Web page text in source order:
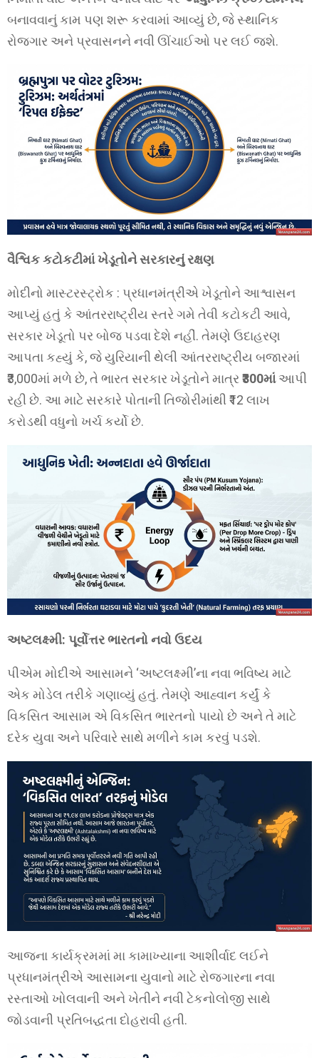
બનાવવાનું કામ પણ શરૂ કરવામાં આવ્યું છે, જે સ્થાનિક
રોજગાર અને પ્રવાસનને નવી ઊંચાઈઓ પર લઈ જશે.
વૈશ્વિક કટોકટીમાં ખેડૂતોને સરકારનું રક્ષણ
મોદીનો માસ્ટરસ્ટ્રોક : પ્રધાનમંત્રીએ ખેડૂતોને આશ્વાસન
આપ્યું હતું કે આંતરરાષ્ટ્રીય સ્તરે ગમે તેવી કટોકટી આવે,
સરકાર ખેડૂતો પર બોજ પડવા દેશે નહીં. તેમણે ઉદાહરણ
આપતા કહ્યું કે, જે યુરિયાની થેલી આંતરરાષ્ટ્રીય બજારમાં
₹3,000માં મળે છે, તે ભારત સરકાર ખેડૂતોને માત્ર₹300માંઆપી
રહી છે. આ માટે સરકારે પોતાની તિજોરીમાંથી ₹12 લાખ
કરોડથી વધુનો ખર્ચ કર્યો છે.
અષ્ટલક્ષ્મી: પૂર્વોત્તર ભારતનો નવો ઉદય
પીએમ મોદીએ આસામને ‘અષ્ટલક્ષ્મી’ના નવા ભવિષ્ય માટે
એક મોડેલ તરીકે ગણાવ્યું હતું. તેમણે આહ્વાન કર્યું કે
વિકસિત આસામ એ વિકસિત ભારતનો પાયો છે અને તે માટે
દરેક યુવા અને પરિવારે સાથે મળીને કામ કરવું પડશે.
આજના કાર્યક્રમમાં મા કામાખ્યાના આશીર્વાદ લઈને
પ્રધાનમંત્રીએ આસામના યુવાનો માટે રોજગારના નવા
રસ્તાઓ ખોલવાની અને ખેતીને નવી ટેકનોલોજી સાથે
જોડવાની પ્રતિબદ્ધતા દોહરાવી હતી.